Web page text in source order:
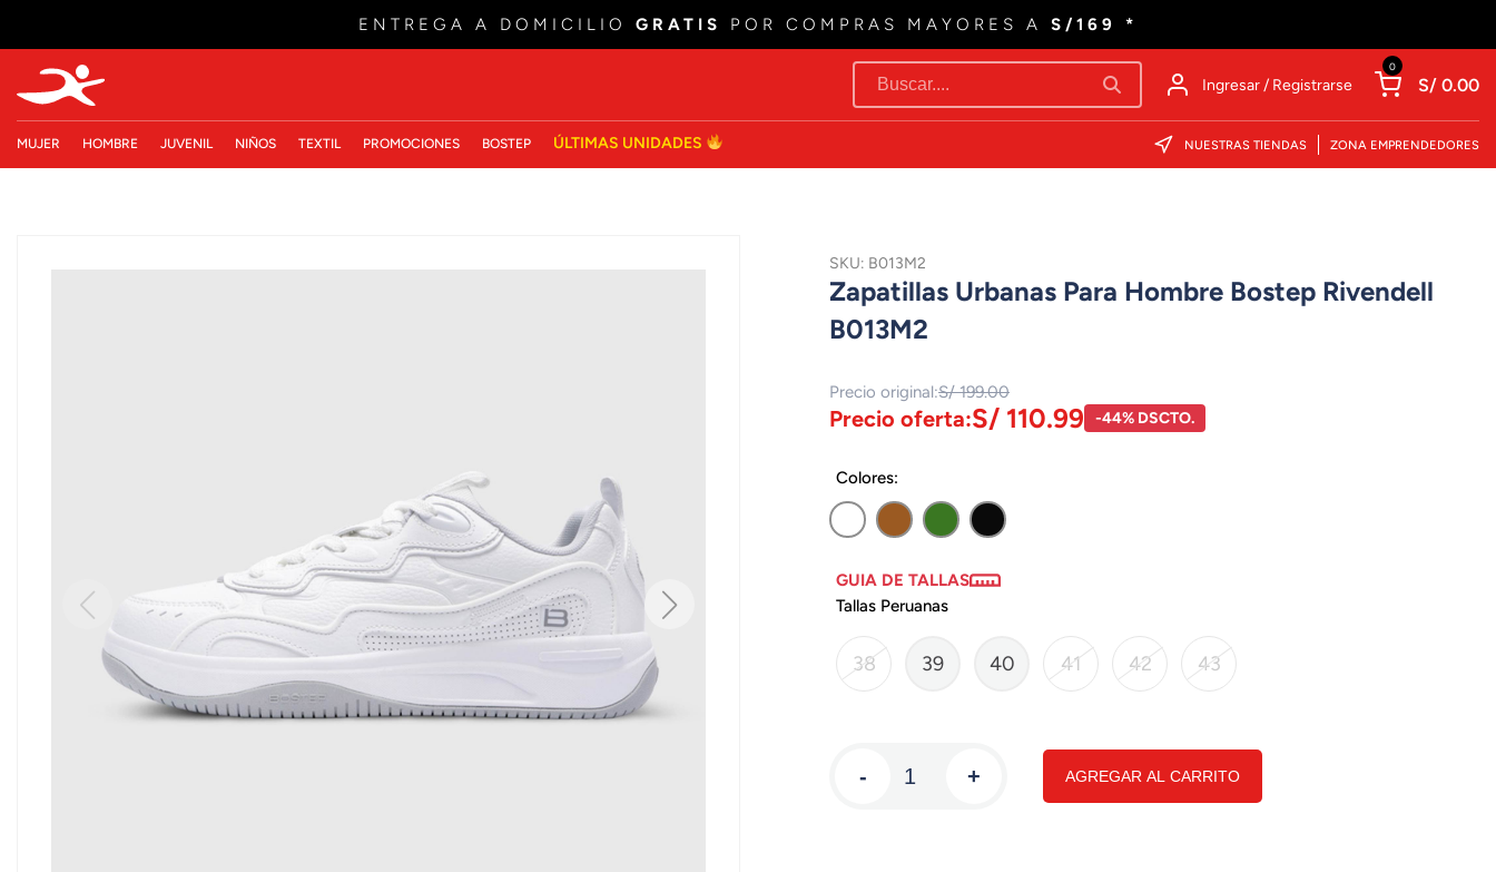
ENTREGA A DOMICILIO GRATIS POR COMPRAS MAYORES A S/169 *
Ingresar / Registrarse
0
S/ 0.00
MUJER HOMBRE JUVENIL NIÑOS TEXTIL PROMOCIONES BOSTEP ÚLTIMAS UNIDADES NUESTRAS TIENDAS ZONA EMPRENDEDORES
SKU: B013M2
Zapatillas Urbanas Para Hombre Bostep Rivendell
B013M2
Precio original:S/ 199.00
Precio oferta:S/ 110.99 -44% DSCTO.
Colores:
GUIA DE TALLAS
Tallas Peruanas
38 39 40 41 42 43
- + AGREGAR AL CARRITO